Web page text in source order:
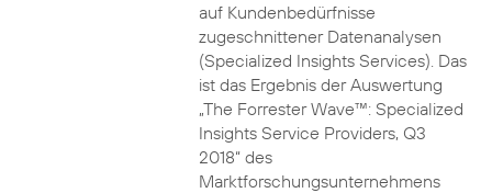
auf Kundenbedürfnisse
zugeschnittener Datenanalysen
(Specialized Insights Services). Das
ist das Ergebnis der Auswertung
„The Forrester Wave™: Specialized
Insights Service Providers, Q3
2018“ des
Marktforschungsunternehmens